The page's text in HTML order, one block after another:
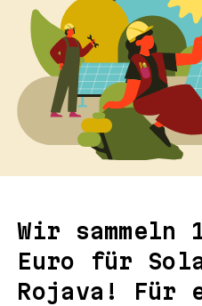
Wir
Euro für
Rojava! Für